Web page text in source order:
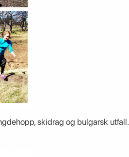
skidrag og bulgarsk utfall.